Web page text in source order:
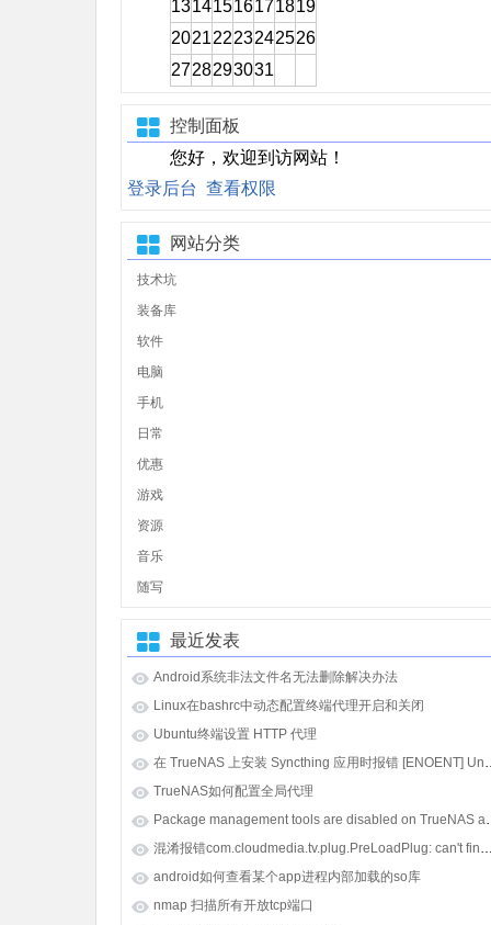
13141516171819
20212223242526
2728293031
控制面板
您好，欢迎到访网站！
登录后台 查看权限
网站分类
技术坑
装备库
软件
电脑
手机
日常
优惠
游戏
资源
音乐
随写
最近发表
Android系统非法文件名无法删除解决办法
Linux在bashrc中动态配置终端代理开启和关闭
Ubuntu终端设置 HTTP 代理
在 TrueNAS 上安装
TrueNAS如何配置全局代理
Package
混淆报错com.cloudmedia.tv.plug.PreLoadPlug: can't find
android如何查看某个app进程内部加载的so库
nmap 扫描所有开放tcp端口